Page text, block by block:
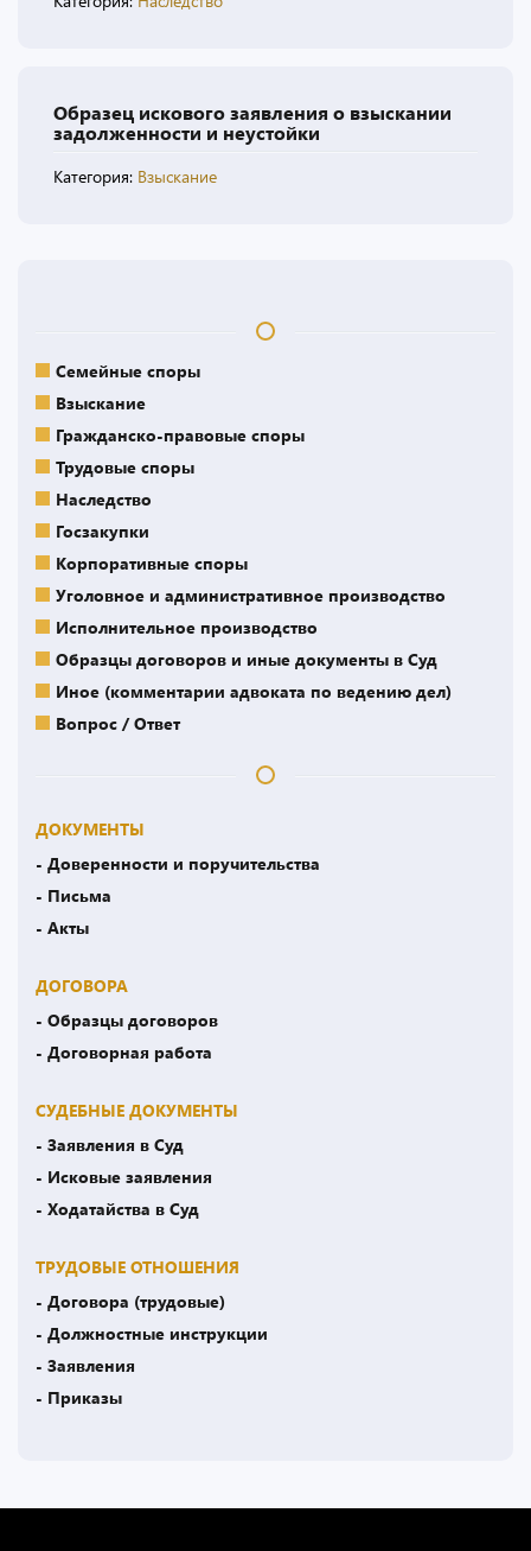
Образец искового заявления о взыскании
задолженности и неустойки
Категория: Взыскание
Семейные споры
Взыскание
Гражданско-правовые споры
Трудовые споры
Наследство
Госзакупки
Корпоративные споры
Уголовное и административное производство
Исполнительное производство
Образцы договоров и иные документы в Суд
Иное (комментарии адвоката по ведению дел)
Вопрос / Ответ
ДОКУМЕНТЫ
- Доверенности и поручительства
- Письма
- Акты
ДОГОВОРА
- Образцы договоров
- Договорная работа
СУДЕБНЫЕ ДОКУМЕНТЫ
- Заявления в Суд
- Исковые заявления
- Ходатайства в Суд
ТРУДОВЫЕ ОТНОШЕНИЯ
- Договора (трудовые)
- Должностные инструкции
- Заявления
- Приказы